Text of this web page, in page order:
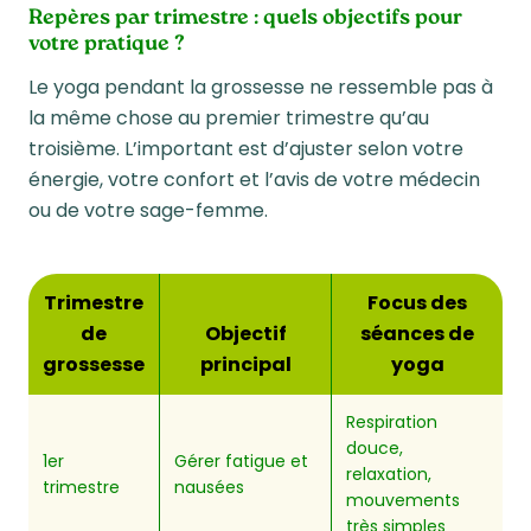
Repères par trimestre : quels objectifs pour
votre pratique ?
Le yoga pendant la grossesse ne ressemble pas à
la même chose au premier trimestre qu’au
troisième. L’important est d’ajuster selon votre
énergie, votre confort et l’avis de votre médecin
ou de votre sage-femme.
Trimestre
de
grossesse
Objectif
principal
Focus des
séances de
yoga
1er
trimestre
Gérer fatigue et
nausées
Respiration
douce,
relaxation,
mouvements
très simples